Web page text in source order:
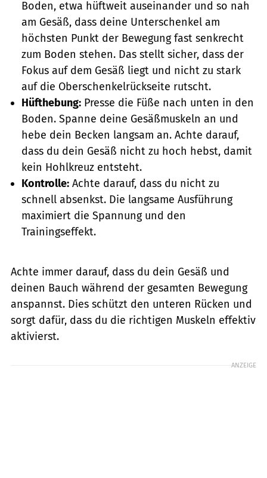
Boden, etwa hüftweit auseinander und so nah
am Gesäß, dass deine Unterschenkel am
höchsten Punkt der Bewegung fast senkrecht
zum Boden stehen. Das stellt sicher, dass der
Fokus auf dem Gesäß liegt und nicht zu stark
auf die Oberschenkelrückseite rutscht.
Hüfthebung: Presse die Füße nach unten in den
Boden. Spanne deine Gesäßmuskeln an und
hebe dein Becken langsam an. Achte darauf,
dass du dein Gesäß nicht zu hoch hebst, damit
kein Hohlkreuz entsteht.
Kontrolle: Achte darauf, dass du nicht zu
schnell absenkst. Die langsame Ausführung
maximiert die Spannung und den
Trainingseffekt.
Achte immer darauf, dass du dein Gesäß und
deinen Bauch während der gesamten Bewegung
anspannst. Dies schützt den unteren Rücken und
sorgt dafür, dass du die richtigen Muskeln effektiv
aktivierst.
ANZEIGE